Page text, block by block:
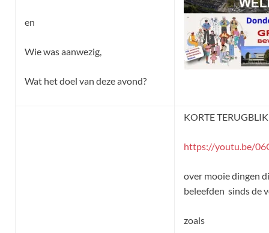
en
Wie was aanwezig,
Wat het doel van deze avond?
KORTE TERUGBLIK
https://youtu.be/
over mooie dingen
beleefden sinds de
zoals